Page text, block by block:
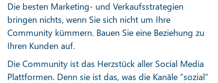
Die besten Marketing- und Verkaufsstrategien
bringen nichts, wenn Sie sich nicht um Ihre
Community kümmern. Bauen Sie eine Beziehung zu
Ihren Kunden auf.
Die Community ist das Herzstück aller Social Media
Plattformen. Denn sie ist das, was die Kanäle “sozial”